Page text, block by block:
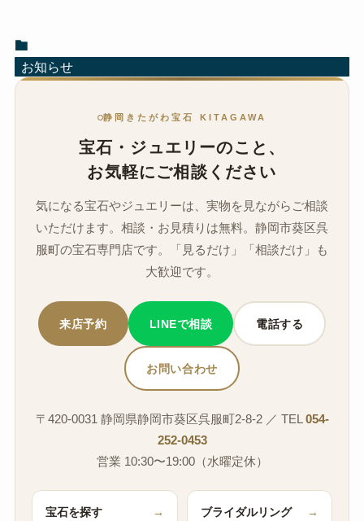
お知らせ
静岡きたがわ宝石 KITAGAWA
宝石・ジュエリーのこと、
お気軽にご相談ください
気になる宝石やジュエリーは、実物を見ながらご相談
いただけます。相談・お見積りは無料。静岡市葵区呉
服町の宝石専門店です。「見るだけ」「相談だけ」も
大歓迎です。
来店予約 LINEで相談 電話する
お問い合わせ
〒420-0031 静岡県静岡市葵区呉服町2-8-2 ／ TEL054-
252-0453
営業 10:30〜19:00（水曜定休）
宝石を探す → ブライダルリング →